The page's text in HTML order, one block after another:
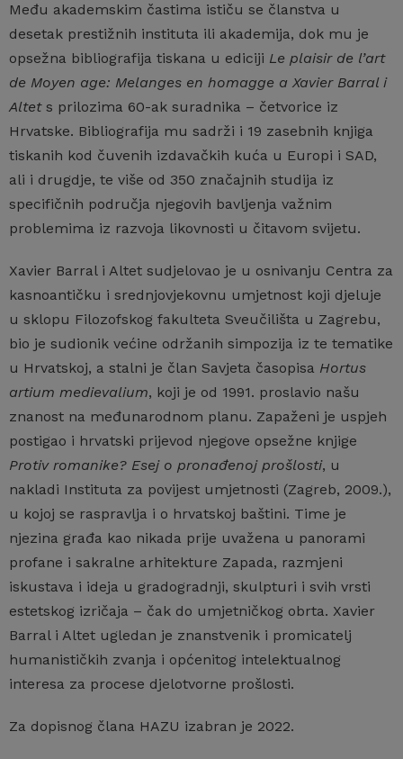
Među akademskim častima ističu se članstva u
desetak prestižnih instituta ili akademija, dok mu je
opsežna bibliografija tiskana u ediciji Le plaisir de l’art
de Moyen age: Melanges en homagge a Xavier Barral i
Altets prilozima 60-ak suradnika – četvorice iz
Hrvatske. Bibliografija mu sadrži i 19 zasebnih knjiga
tiskanih kod čuvenih izdavačkih kuća u Europi i SAD,
ali i drugdje, te više od 350 značajnih studija iz
specifičnih područja njegovih bavljenja važnim
problemima iz razvoja likovnosti u čitavom svijetu.
Xavier Barral i Altet sudjelovao je u osnivanju Centra za
kasnoantičku i srednjovjekovnu umjetnost koji djeluje
u sklopu Filozofskog fakulteta Sveučilišta u Zagrebu,
bio je sudionik većine održanih simpozija iz te tematike
u Hrvatskoj, a stalni je član Savjeta časopisa Hortus
artium medievalium, koji je od 1991. proslavio našu
znanost na međunarodnom planu. Zapaženi je uspjeh
postigao i hrvatski prijevod njegove opsežne knjige
Protiv romanike? Esej o pronađenoj prošlosti, u
nakladi Instituta za povijest umjetnosti (Zagreb, 2009.),
u kojoj se raspravlja i o hrvatskoj baštini. Time je
njezina građa kao nikada prije uvažena u panorami
profane i sakralne arhitekture Zapada, razmjeni
iskustava i ideja u gradogradnji, skulpturi i svih vrsti
estetskog izričaja – čak do umjetničkog obrta. Xavier
Barral i Altet ugledan je znanstvenik i promicatelj
humanističkih zvanja i općenitog intelektualnog
interesa za procese djelotvorne prošlosti.
Za dopisnog člana HAZU izabran je 2022.